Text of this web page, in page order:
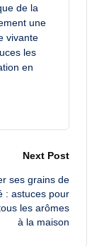
de la
une
vivante
les
en
Next Post
ses grains de
: astuces pour
les arômes
à la maison